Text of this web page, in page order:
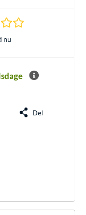
0.0 Stjerner hos 0
nu
Del